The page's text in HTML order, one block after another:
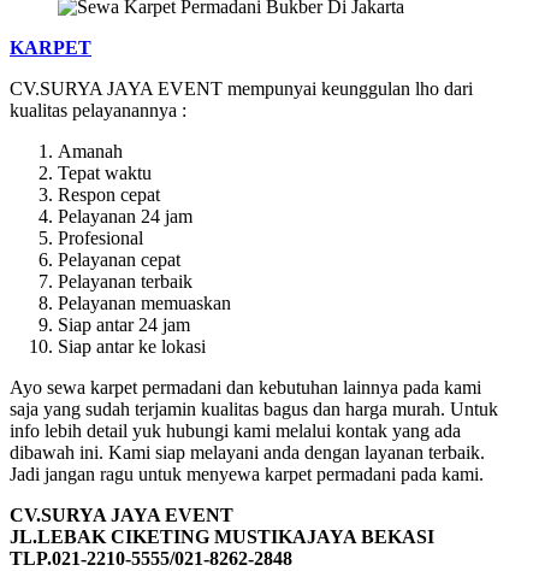
KARPET
CV.SURYA JAYA EVENT mempunyai keunggulan lho dari
kualitas pelayanannya :
Amanah
Tepat waktu
Respon cepat
Pelayanan 24 jam
Profesional
Pelayanan cepat
Pelayanan terbaik
Pelayanan memuaskan
Siap antar 24 jam
Siap antar ke lokasi
Ayo sewa karpet permadani dan kebutuhan lainnya pada kami
saja yang sudah terjamin kualitas bagus dan harga murah. Untuk
info lebih detail yuk hubungi kami melalui kontak yang ada
dibawah ini. Kami siap melayani anda dengan layanan terbaik.
Jadi jangan ragu untuk menyewa karpet permadani pada kami.
CV.SURYA JAYA EVENT
JL.LEBAK CIKETING MUSTIKAJAYA BEKASI
TLP.021-2210-5555/021-8262-2848